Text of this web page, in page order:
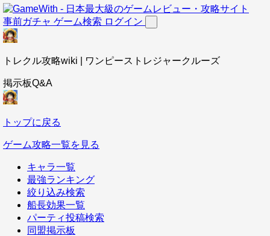
事前ガチャ ゲーム検索 ログイン
トレクル攻略wiki | ワンピーストレジャークルーズ
掲示板Q&A
トップに戻る
ゲーム攻略一覧を見る
キャラ一覧
最強ランキング
絞り込み検索
船長効果一覧
パーティ投稿検索
同盟掲示板